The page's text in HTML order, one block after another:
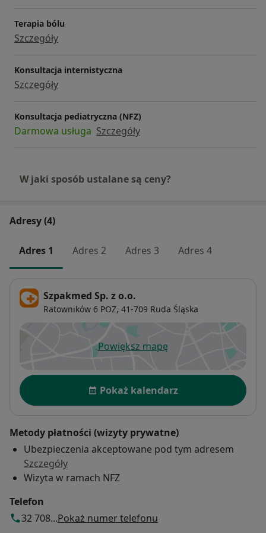
poradnia leczenia bólu, poradnia leczenia ran
przewlekłych, poradnia leczenia stopy
cukrzycowej, pracownia USG, psychiatria,
psychologia, reumatologia, stomatologia i
urologia. W placówce w Świętochłowicach działa
też punkt pobrań oraz pracownia radiologii
Terapia bólu
Szczegóły
Konsultacja internistyczna
Szczegóły
Konsultacja pediatryczna (NFZ)
Darmowa usługa Szczegóły
W jaki sposób ustalane są ceny?
Adresy (4)
Adres 1 Adres 2 Adres 3 Adres 4
Szpakmed Sp. z o.o.
Ratowników 6 POZ, 41-709 Ruda Śląska
Powiększ mapęotwiera się w nowej karcie
Dostępność
Pokaż kalendarz
Metody płatności (wizyty prywatne)
Ubezpieczenia akceptowane pod tym adresem
Szczegóły
Wizyta w ramach NFZ
Telefon
32 708...Pokaż numer telefonu